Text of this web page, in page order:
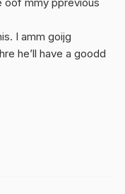
oof mmy pprevious
I amm goijg
he’ll have a goodd